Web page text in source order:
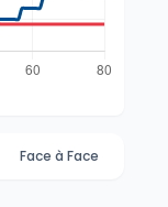
Face à Face